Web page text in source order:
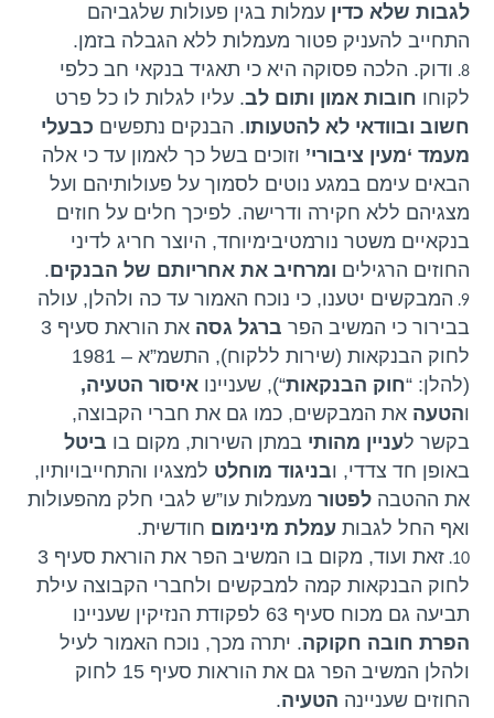
לגבות שלא כדין עמלות בגין פעולות שלגביהם
התחייב להעניק פטור מעמלות ללא הגבלה בזמן.
ודוק. הלכה פסוקה היא כי תאגיד בנקאי חב כלפי
לקוחו חובות אמון ותום לב. עליו לגלות לו כל פרט
חשוב ובוודאי לא להטעותו. הבנקים נתפשים כבעלי
מעמד ‘מעין ציבורי’ וזוכים בשל כך לאמון עד כי אלה
הבאים עימם במגע נוטים לסמוך על פעולותיהם ועל
מצגיהם ללא חקירה ודרישה. לפיכך חלים על חוזים
בנקאיים משטר נורמטיבימיוחד, היוצר חריג לדיני
החוזים הרגילים ומרחיב את אחריותם של הבנקים.
המבקשים יטענו, כי נוכח האמור עד כה ולהלן, עולה
בבירור כי המשיב הפר ברגל גסה
את הוראת סעיף 3
לחוק הבנקאות (שירות ללקוח), התשמ”א – 1981
(להלן: “חוק הבנקאות“), שעניינואיסור הטעיה,
והטעה את המבקשים, כמו גם את חברי הקבוצה,
בקשר לעניין מהותי במתן השירות, מקום בו ביטל
באופן חד צדדי, ובניגוד מוחלט למצגיו והתחייבויותיו,
את ההטבהלפטור מעמלות עו”ש לגבי חלק מהפעולות
ואף החל לגבותעמלת מינימום חודשית.
זאת ועוד, מקום בו המשיב הפר את הוראת סעיף 3
לחוק הבנקאות קמה למבקשים ולחברי הקבוצה עילת
תביעה גם מכוח סעיף 63 לפקודת הנזיקין שעניינו
הפרת חובה חקוקה. יתרה מכך, נוכח האמור לעיל
ולהלן המשיב הפר גם את הוראות סעיף 15 לחוק
החוזים שעניינה הטעיה.